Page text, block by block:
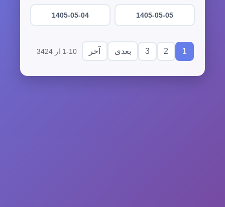
1405-05-05
1405-05-04
1
2
3 بعدی آخر 1-10 از 3424